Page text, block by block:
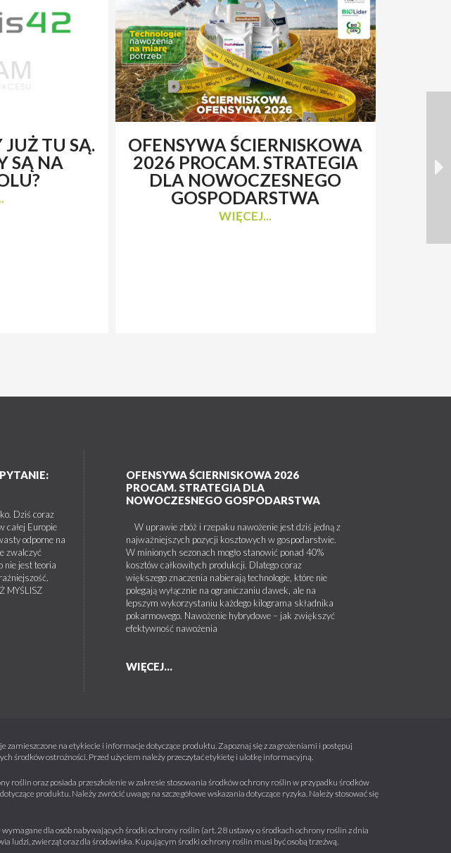
JUŻ TU SĄ.
SĄ NA
OFENSYWA ŚCIERNISKOWA
2026 PROCAM. STRATEGIA
DLA NOWOCZESNEGO
GOSPODARSTWA
WIĘCEJ...
Z
Dziś coraz
całej Europie
odporne na
zwalczyć
nie jest teoria
MYŚLISZ
OFENSYWA ŚCIERNISKOWA 2026
PROCAM. STRATEGIA DLA
NOWOCZESNEGO GOSPODARSTWA
W uprawie zbóż i rzepaku nawożenie jest dziś jedną z
najważniejszych pozycji kosztowych w gospodarstwie.
W minionych sezonach mogło stanowić ponad 40%
kosztów całkowitych produkcji. Dlatego coraz
większego znaczenia nabierają technologie, które nie
polegają wyłącznie na ograniczaniu dawek, ale na
lepszym wykorzystaniu każdego kilograma składnika
pokarmowego. Nawożenie hybrydowe – jak zwiększyć
efektywność nawożenia
WIĘCEJ...
na etykiecie i informacje dotyczące produktu. Zapoznaj się z zagrożeniami i postępuj
środków ostrożności. Przed użyciem należy przeczytać etykietę i ulotkę informacyjną.
roślin oraz posiada przeszkolenie w zakresie stosowania środków ochrony roślin w przypadku środków
produktu. Należy zwrócić uwagę na szczegółowe wskazania dotyczące ryzyka. Należy stosować się
dla osób nabywających środki ochrony roślin (art. 28 ustawy o środkach ochrony roślin z dnia
ludzi, zwierząt oraz dla środowiska. Kupującym środki ochrony roślin musi być osobą trzeźwą.